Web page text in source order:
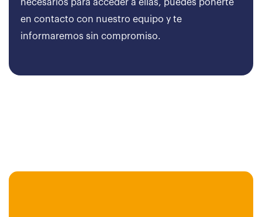
necesarios para acceder a ellas, puedes ponerte
en contacto con nuestro equipo y te
informaremos sin compromiso.